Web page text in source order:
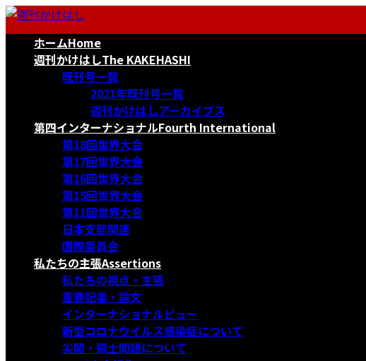
コ
ナ
ホームHome
週刊かけはしThe KAKEHASHI
既刊号一覧
2021年既刊号一覧
週刊かけはしアーカイブス
第四インターナショナルFourth International
第18回世界大会
第17回世界大会
第16回世界大会
第15回世界大会
第11回世界大会
日本支部関連
国際委員会
私たちの主張Assertions
私たちの視点・主張
重要記事・論文
インターナショナルビュー
新型コロナウイルス感染症について
尖閣・領土問題について